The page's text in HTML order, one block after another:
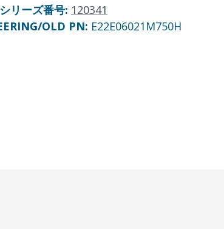
シリーズ番号: 120341
OLD PN: E22E06021M750H